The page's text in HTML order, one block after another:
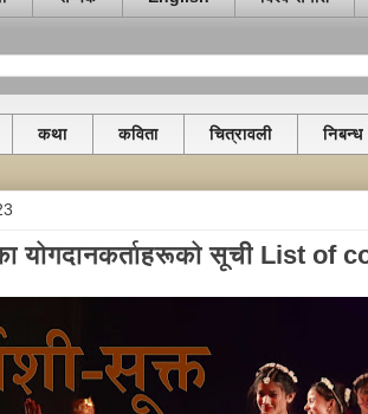
कथा कविता चित्रावली निबन्ध
योगदानकर्ताहरूको सूची List